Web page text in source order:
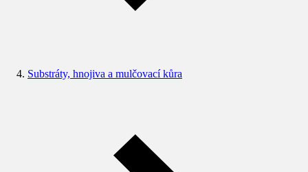
Substráty, hnojiva a mulčovací kůra